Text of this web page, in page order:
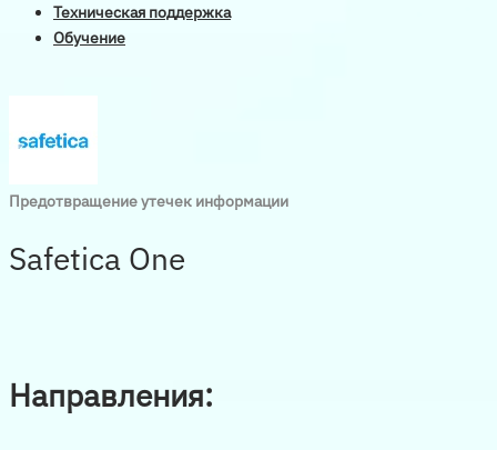
Техническая поддержка
Обучение
Предотвращение утечек информации
Safetica One
Направления: